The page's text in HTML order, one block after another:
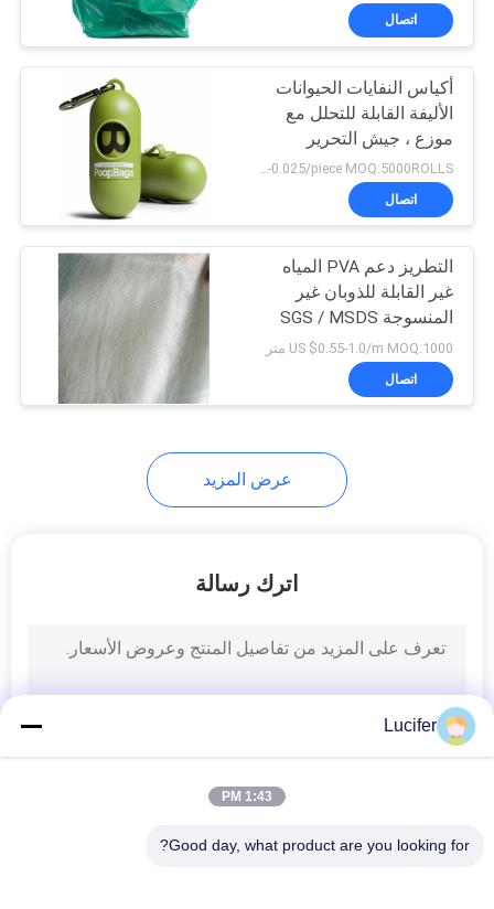
بولي الشريط للذوبان
في الماء
فيلم البلاستيك القابلة
للتحلل
15
الأكياس القابلة للتحلل
أكياس الفقاعة القابلة
12
اتصال
أكياس النفايات الحيوانات
الأليفة القابلة للتحلل مع
موزع ، جيش التحرير
الشعبى الصينى السماد
أكياس البلاستيك
كومبوست
US $0.013-0.025/piece MOQ:5000ROLLS
اتصال
التطريز دعم PVA المياه
غير القابلة للذوبان غير
المنسوجة SGS / MSDS
الموافقة
US $0.55-1.0/m MOQ:1000 متر
اتصال
عرض المزيد
اترك رسالة
Lucifer
1:43 PM
Good day, what product are you looking for?